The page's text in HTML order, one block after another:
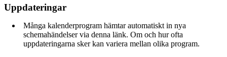
Uppdateringar
Många kalenderprogram hämtar automatiskt in nya
schemahändelser via denna länk. Om och hur ofta
uppdateringarna sker kan variera mellan olika program.